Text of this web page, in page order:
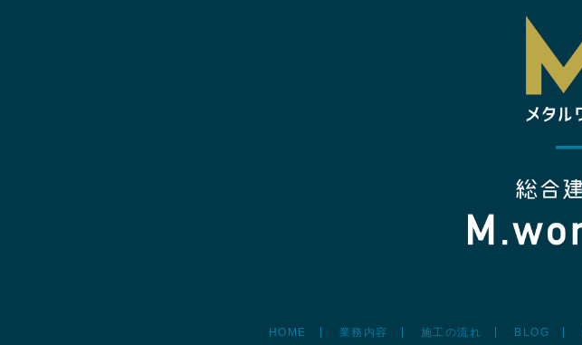
HOME 業務内容 施工の流れ BLOG